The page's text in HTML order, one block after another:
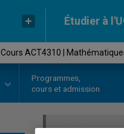
Étudier à
Cours ACT4310 |
Programmes,
cours et admission